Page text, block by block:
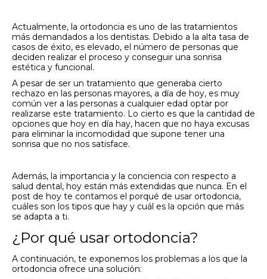
Actualmente, la ortodoncia es uno de las tratamientos
más demandados a los dentistas. Debido a la alta tasa de
casos de éxito, es elevado, el número de personas que
deciden realizar el proceso y conseguir una sonrisa
estética y funcional.
A pesar de ser un tratamiento que generaba cierto
rechazo en las personas mayores, a día de hoy, es muy
común ver a las personas a cualquier edad optar por
realizarse este tratamiento. Lo cierto es que la cantidad de
opciones que hoy en día hay, hacen que no haya excusas
para eliminar la incomodidad que supone tener una
sonrisa que no nos satisface.
Además, la importancia y la conciencia con respecto a
salud dental, hoy están más extendidas que nunca. En el
post de hoy te contamos el porqué de usar ortodoncia,
cuáles son los tipos que hay y cuál es la opción que más
se adapta a ti.
¿Por qué usar ortodoncia?
A continuación, te exponemos los problemas a los que la
ortodoncia ofrece una solución: